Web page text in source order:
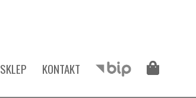
SKLEP KONTAKT